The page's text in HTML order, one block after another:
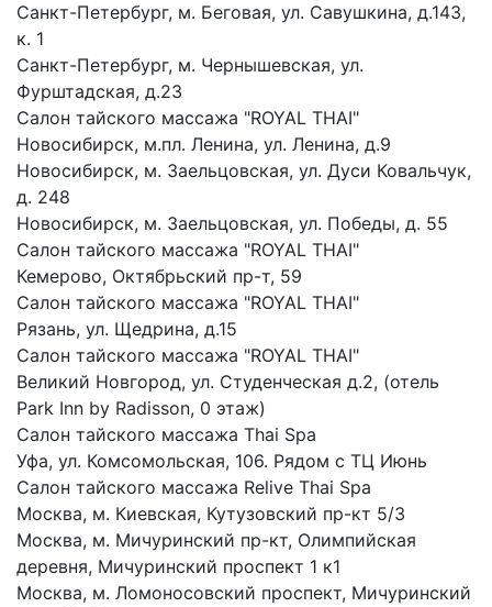
Санкт-Петербург, м. Беговая, ул. Савушкина, д.143,
к. 1
Санкт-Петербург, м. Чернышевская, ул.
Фурштадская, д.23
Салон тайского массажа "ROYAL THAI"
Новосибирск, м.пл. Ленина, ул. Ленина, д.9
Новосибирск, м. Заельцовская, ул. Дуси Ковальчук,
д. 248
Новосибирск, м. Заельцовская, ул. Победы, д. 55
Салон тайского массажа "ROYAL THAI"
Кемерово, Октябрьский пр-т, 59
Салон тайского массажа "ROYAL THAI"
Рязань, ул. Щедрина, д.15
Салон тайского массажа "ROYAL THAI"
Великий Новгород, ул. Студенческая д.2, (отель
Park Inn by Radisson, 0 этаж)
Салон тайского массажа Thai Spa
Уфа, ул. Комсомольская, 106. Рядом с ТЦ Июнь
Салон тайского массажа Relive Thai Spa
Москва, м. Киевская, Кутузовский пр-кт 5/3
Москва, м. Мичуринский пр-кт, Олимпийская
деревня, Мичуринский проспект 1 к1
Москва, м. Ломоносовский проспект, Мичуринский